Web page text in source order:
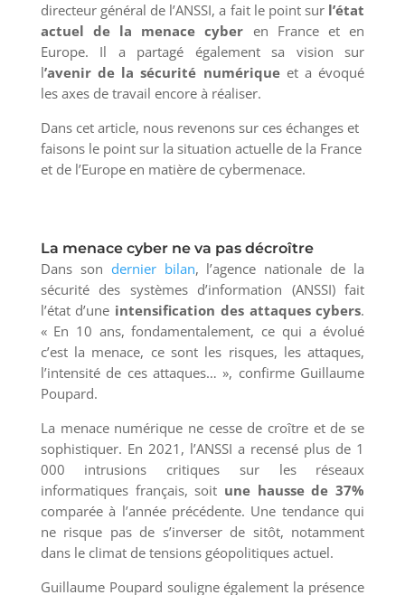
directeur général de l’ANSSI, a fait le point sur l’état
actuel de la menace cyber en France et en
Europe. Il a partagé également sa vision sur
l’avenir de la sécurité numériqueet a évoqué
les axes de travail encore à réaliser.
Dans cet article, nous revenons sur ces échanges et
faisons le point sur la situation actuelle de la France
et de l’Europe en matière de cybermenace.
La menace cyber ne va pas décroître
Dans son dernier bilan, l’agence nationale de la
sécurité des systèmes d’information (ANSSI) fait
l’état d’une intensification des attaques cybers.
« En 10 ans, fondamentalement, ce qui a évolué
c’est la menace, ce sont les risques, les attaques,
l’intensité de ces attaques… », confirme Guillaume
Poupard.
La menace numérique ne cesse de croître et de se
sophistiquer. En 2021, l’ANSSI a recensé plus de 1
000 intrusions critiques sur les réseaux
informatiques français, soit une hausse de 37%
comparée à l’année précédente. Une tendance qui
ne risque pas de s’inverser de sitôt, notamment
dans le climat de tensions géopolitiques actuel.
Guillaume Poupard souligne également la présence